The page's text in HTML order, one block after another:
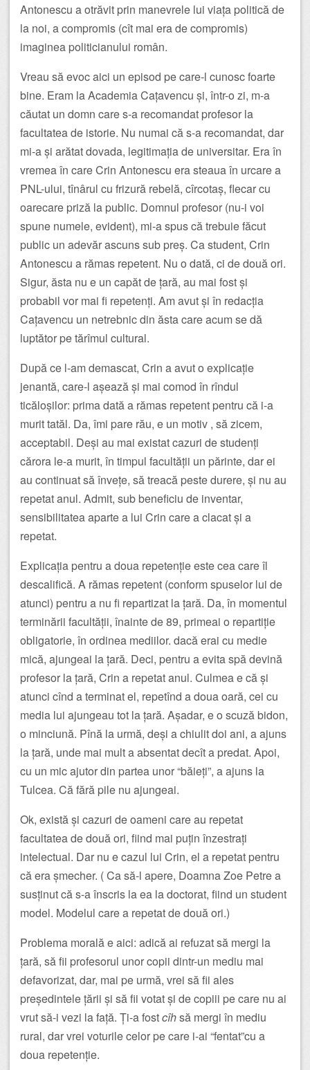
Antonescu a otrăvit prin manevrele lui viața politică de
la noi, a compromis (cît mai era de compromis)
imaginea politicianului român.
Vreau să evoc aici un episod pe care-l cunosc foarte
bine. Eram la Academia Cațavencu și, într-o zi, m-a
căutat un domn care s-a recomandat profesor la
facultatea de istorie. Nu numai că s-a recomandat, dar
mi-a și arătat dovada, legitimația de universitar. Era în
vremea în care Crin Antonescu era steaua în urcare a
PNL-ului, tînârul cu frizură rebelă, cîrcotaș, flecar cu
oarecare priză la public. Domnul profesor (nu-i voi
spune numele, evident), mi-a spus că trebuie făcut
public un adevăr ascuns sub preș. Ca student, Crin
Antonescu a rămas repetent. Nu o dată, ci de două ori.
Sigur, ăsta nu e un capăt de țară, au mai fost și
probabil vor mai fi repetenți. Am avut și în redacția
Cațavencu un netrebnic din ăsta care acum se dă
luptător pe tărîmul cultural.
După ce l-am demascat, Crin a avut o explicație
jenantă, care-l așează și mai comod în rîndul
ticăloșilor: prima dată a rămas repetent pentru că i-a
murit tatăl. Da, îmi pare rău, e un motiv , să zicem,
acceptabil. Deși au mai existat cazuri de studenți
cărora le-a murit, în timpul facultății un părinte, dar ei
au continuat să învețe, să treacă peste durere, și nu au
repetat anul. Admit, sub beneficiu de inventar,
sensibilitatea aparte a lui Crin care a clacat și a
repetat.
Explicația pentru a doua repetenție este cea care îl
descalifică. A rămas repetent (conform spuselor lui de
atunci) pentru a nu fi repartizat la țară. Da, în momentul
terminării facultății, înainte de 89, primeai o repartiție
obligatorie, în ordinea mediilor. dacă erai cu medie
mică, ajungeai la țară. Deci, pentru a evita spă devină
profesor la țară, Crin a repetat anul. Culmea e că și
atunci cînd a terminat el, repetînd a doua oară, cei cu
media lui ajungeau tot la țară. Așadar, e o scuză bidon,
o minciună. Pînă la urmă, deși a chiulit doi ani, a ajuns
la țară, unde mai mult a absentat decît a predat. Apoi,
cu un mic ajutor din partea unor “băieți”, a ajuns la
Tulcea. Că fără pile nu ajungeai.
Ok, există și cazuri de oameni care au repetat
facultatea de două ori, fiind mai puțin înzestrați
intelectual. Dar nu e cazul lui Crin, el a repetat pentru
că era șmecher. ( Ca să-l apere, Doamna Zoe Petre a
susținut că s-a înscris la ea la doctorat, fiind un student
model. Modelul care a repetat de două ori.)
Problema morală e aici: adică ai refuzat să mergi la
țară, să fii profesorul unor copii dintr-un mediu mai
defavorizat, dar, mai pe urmă, vrei să fii ales
președintele țării și să fii votat și de copiii pe care nu ai
vrut să-i vezi la față. Ți-a fostcîhsă mergi în mediu
rural, dar vrei voturile celor pe care i-ai “fentat”cu a
doua repetenție.